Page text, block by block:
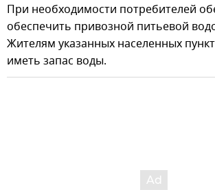
При необходимости потребителей
обеспечить привозной питьевой
Жителям указанных населенных
иметь запас воды.